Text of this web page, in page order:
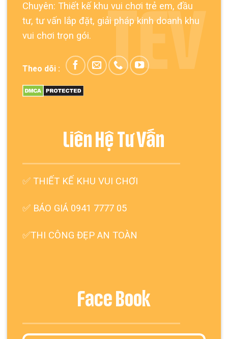
Chuyên: Thiết kế khu vui chơi trẻ em, đầu
tư, tư vấn lắp đặt, giải pháp kinh doanh khu
vui chơi trọn gói.
Theo dõi : TEV
Liên Hệ Tư Vấn
✅THIẾT KẾ KHU VUI CHƠI
✅ BÁO GIÁ 0941 7777 05
✅THI CÔNG ĐẸP AN TOÀN
Face Book